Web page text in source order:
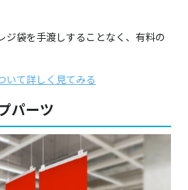
ジ袋を手渡しすることなく、有料の
いて詳しく見てみる
パーツ